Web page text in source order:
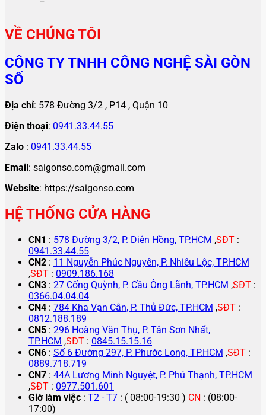
VỀ CHÚNG TÔI
CÔNG TY TNHH CÔNG NGHỆ SÀI GÒN
SỐ
Địa chỉ: 578 Đường 3/2 , P14 , Quận 10
Điện thoại: 0941.33.44.55
Zalo : 0941.33.44.55
Email: saigonso.com@gmail.com
Website: https://saigonso.com
HỆ THỐNG CỬA HÀNG
CN1 : 578 Đường 3/2, P. Diên Hồng, TP.HCM ,SĐT :
0941.33.44.55
CN2 : 11 Nguyễn Phúc Nguyên, P. Nhiêu Lộc, TP.HCM
,SĐT : 0909.186.168
CN3 : 27 Cống Quỳnh, P. Cầu Ông Lãnh, TP.HCM ,SĐT :
0366.04.04.04
CN4 : 784 Kha Vạn Cân, P. Thủ Đức, TP.HCM ,SĐT :
0812.188.189
CN5 : 296 Hoàng Văn Thụ, P. Tân Sơn Nhất,
TP.HCM ,SĐT : 0845.15.15.16
CN6 : Số 6 Đường 297, P. Phước Long, TP.HCM ,SĐT :
0889.718.719
CN7 : 44A Lương Minh Nguyệt, P. Phú Thạnh, TP.HCM
,SĐT : 0977.501.601
Giờ làm việc : T2 - T7 : ( 08:00-19:30 ) CN : (08:00-
17:00)